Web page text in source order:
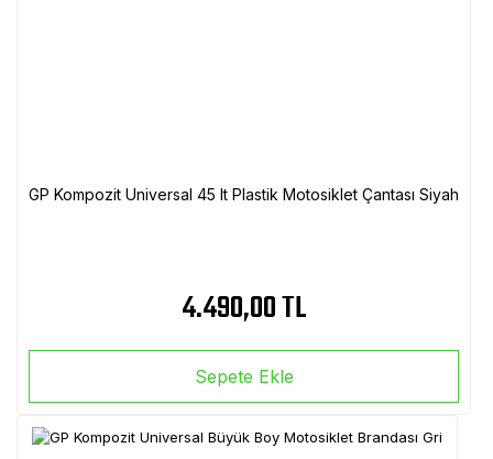
GP Kompozit Universal 45 lt Plastik Motosiklet Çantası Siyah
4.490,00 TL
Sepete Ekle